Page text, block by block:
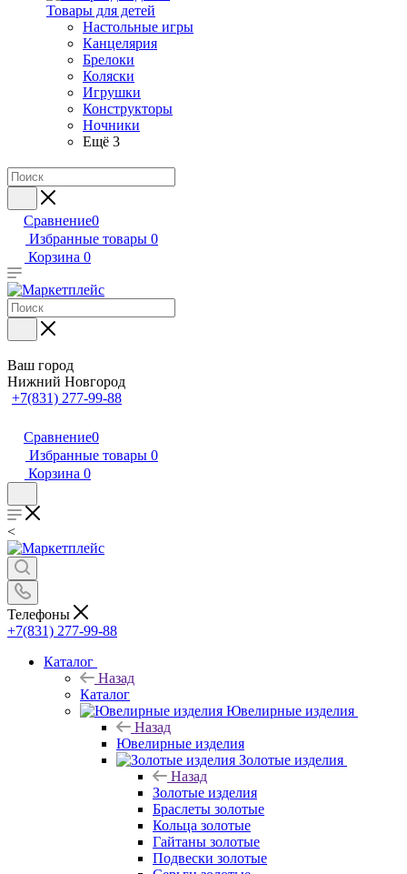
Товары для детей
Настольные игры
Канцелярия
Брелоки
Коляски
Игрушки
Конструкторы
Ночники
Ещё 3
Сравнение0
Избранные товары 0
Корзина 0
Ваш город
Нижний Новгород
+7(831) 277-99-88
Сравнение0
Избранные товары 0
Корзина 0
<
Телефоны
+7(831) 277-99-88
Каталог
Назад
Каталог
Ювелирные изделия
Назад
Ювелирные изделия
Золотые изделия
Назад
Золотые изделия
Браслеты золотые
Кольца золотые
Гайтаны золотые
Подвески золотые